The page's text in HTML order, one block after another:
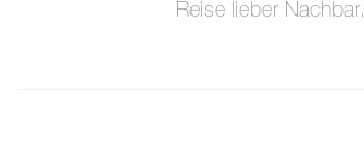
Reise lieber Nachbar.